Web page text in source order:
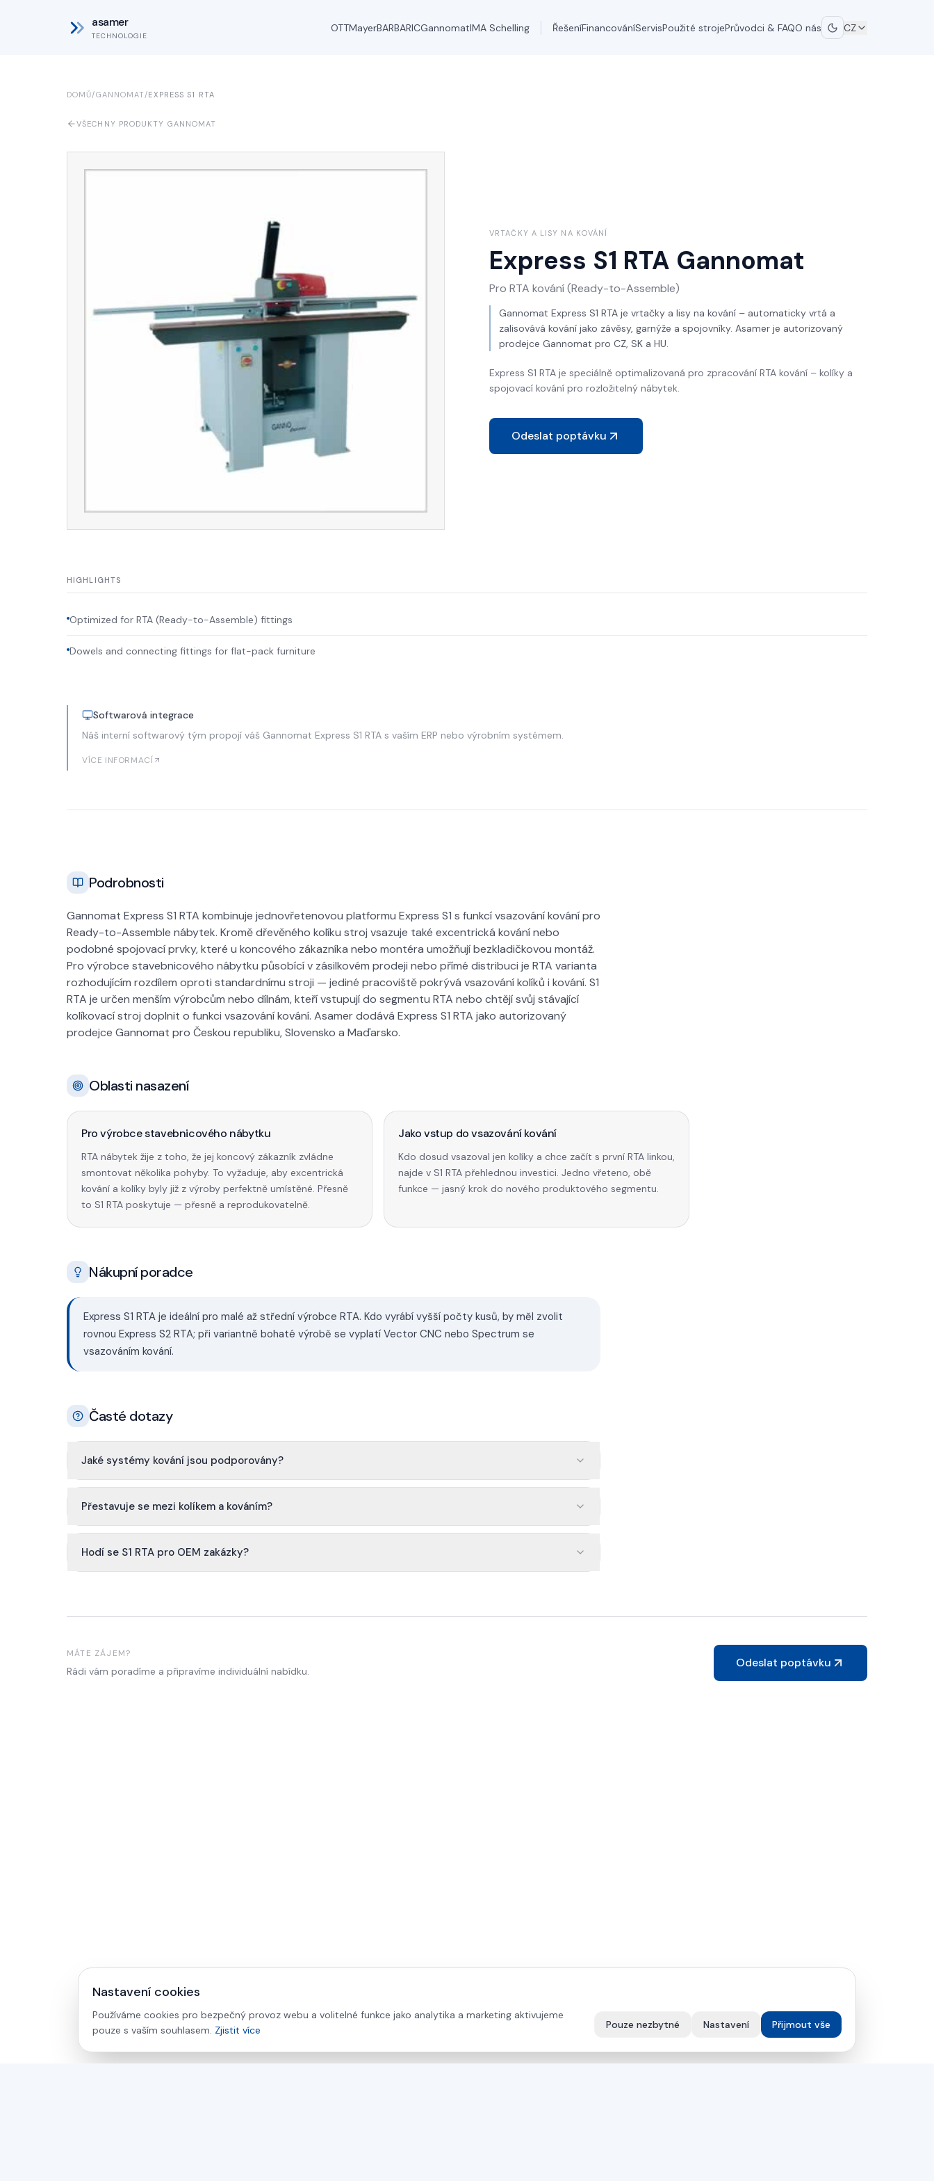
asamer
TECHNOLOGIE
OTTMayerBARBARICGannomatIMA Schelling ŘešeníFinancováníServisPoužité strojePrůvodci & FAQO nás CZ
DOMŮ/GANNOMAT/EXPRESS S1 RTA
VŠECHNY PRODUKTY GANNOMAT
VRTAČKY A LISY NA KOVÁNÍ
Express S1 RTA Gannomat
Pro RTA kování (Ready-to-Assemble)
Gannomat Express S1 RTA je vrtačky a lisy na kování – automaticky vrtá a
zalisovává kování jako závěsy, garnýže a spojovníky. Asamer je autorizovaný
prodejce Gannomat pro CZ, SK a HU.
Express S1 RTA je speciálně optimalizovaná pro zpracování RTA kování – kolíky a
spojovací kování pro rozložitelný nábytek.
Odeslat poptávku
HIGHLIGHTS
Optimized for RTA (Ready-to-Assemble) fittings
Dowels and connecting fittings for flat-pack furniture
Softwarová integrace
Náš interní softwarový tým propojí váš Gannomat Express S1 RTA s vaším ERP nebo výrobním systémem.
VÍCE INFORMACÍ
Podrobnosti
Gannomat Express S1 RTA kombinuje jednovřetenovou platformu Express S1 s funkcí vsazování kování pro
Ready-to-Assemble nábytek. Kromě dřevěného kolíku stroj vsazuje také excentrická kování nebo
podobné spojovací prvky, které u koncového zákazníka nebo montéra umožňují bezkladičkovou montáž.
Pro výrobce stavebnicového nábytku působící v zásilkovém prodeji nebo přímé distribuci je RTA varianta
rozhodujícím rozdílem oproti standardnímu stroji — jediné pracoviště pokrývá vsazování kolíků i kování. S1
RTA je určen menším výrobcům nebo dílnám, kteří vstupují do segmentu RTA nebo chtějí svůj stávající
kolíkovací stroj doplnit o funkci vsazování kování. Asamer dodává Express S1 RTA jako autorizovaný
prodejce Gannomat pro Českou republiku, Slovensko a Maďarsko.
Oblasti nasazení
Pro výrobce stavebnicového nábytku
RTA nábytek žije z toho, že jej koncový zákazník zvládne
smontovat několika pohyby. To vyžaduje, aby excentrická
kování a kolíky byly již z výroby perfektně umístěné. Přesně
to S1 RTA poskytuje — přesně a reprodukovatelně.
Jako vstup do vsazování kování
Kdo dosud vsazoval jen kolíky a chce začít s první RTA linkou,
najde v S1 RTA přehlednou investici. Jedno vřeteno, obě
funkce — jasný krok do nového produktového segmentu.
Nákupní poradce
Express S1 RTA je ideální pro malé až střední výrobce RTA. Kdo vyrábí vyšší počty kusů, by měl zvolit
rovnou Express S2 RTA; při variantně bohaté výrobě se vyplatí Vector CNC nebo Spectrum se
vsazováním kování.
Časté dotazy
Jaké systémy kování jsou podporovány?
Přestavuje se mezi kolíkem a kováním?
Hodí se S1 RTA pro OEM zakázky?
MÁTE ZÁJEM?
Rádi vám poradíme a připravíme individuální nabídku.
Odeslat poptávku
Nastavení cookies
Používáme cookies pro bezpečný provoz webu a volitelné funkce jako analytika a marketing aktivujeme
pouze s vaším souhlasem. Zjistit více Pouze nezbytné Nastavení Přijmout vše